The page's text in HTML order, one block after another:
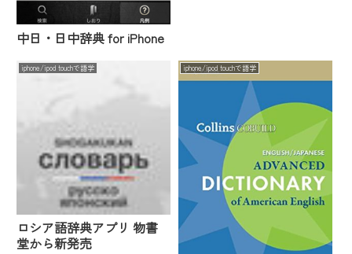
中日・日中辞典 for iPhone
iphone/ipod touchで語学
ロシア語辞典アプリ 物書
堂から新発売
iphone/ipod touchで語学